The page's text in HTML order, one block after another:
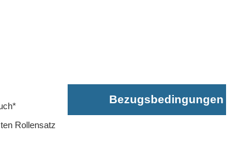
Bezugsbedingungen
Rollensatz